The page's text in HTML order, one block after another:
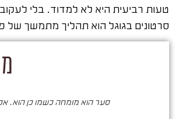
טעות רביעית היא לא למדוד. בלי
סרטונים בגוגל הוא תהליך מתמשך של
סער הוא מומחה כשמו כן הוא.